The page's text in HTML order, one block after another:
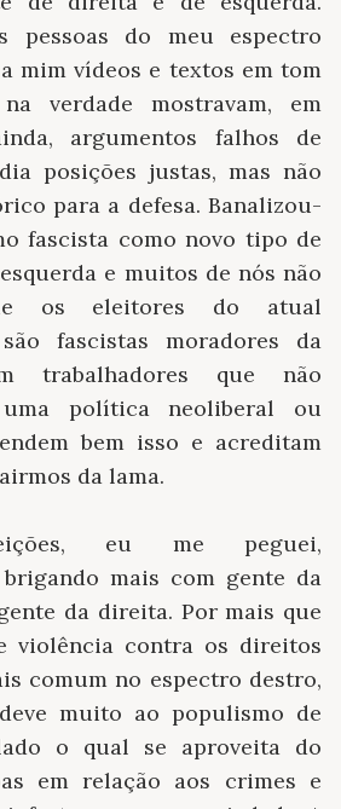
pessoas do meu espectro
mim vídeos e textos em tom
verdade mostravam, em
argumentos falhos de
posições justas, mas não
para a defesa. Banalizou-
fascista como novo tipo de
e muitos de nós não
os eleitores do atual
fascistas moradores da
trabalhadores que não
uma política neoliberal ou
bem isso e acreditam
da lama.
eu me peguei,
brigando mais com gente da
da direita. Por mais que
violência contra os direitos
comum no espectro destro,
muito ao populismo de
o qual se aproveita do
em relação aos crimes e